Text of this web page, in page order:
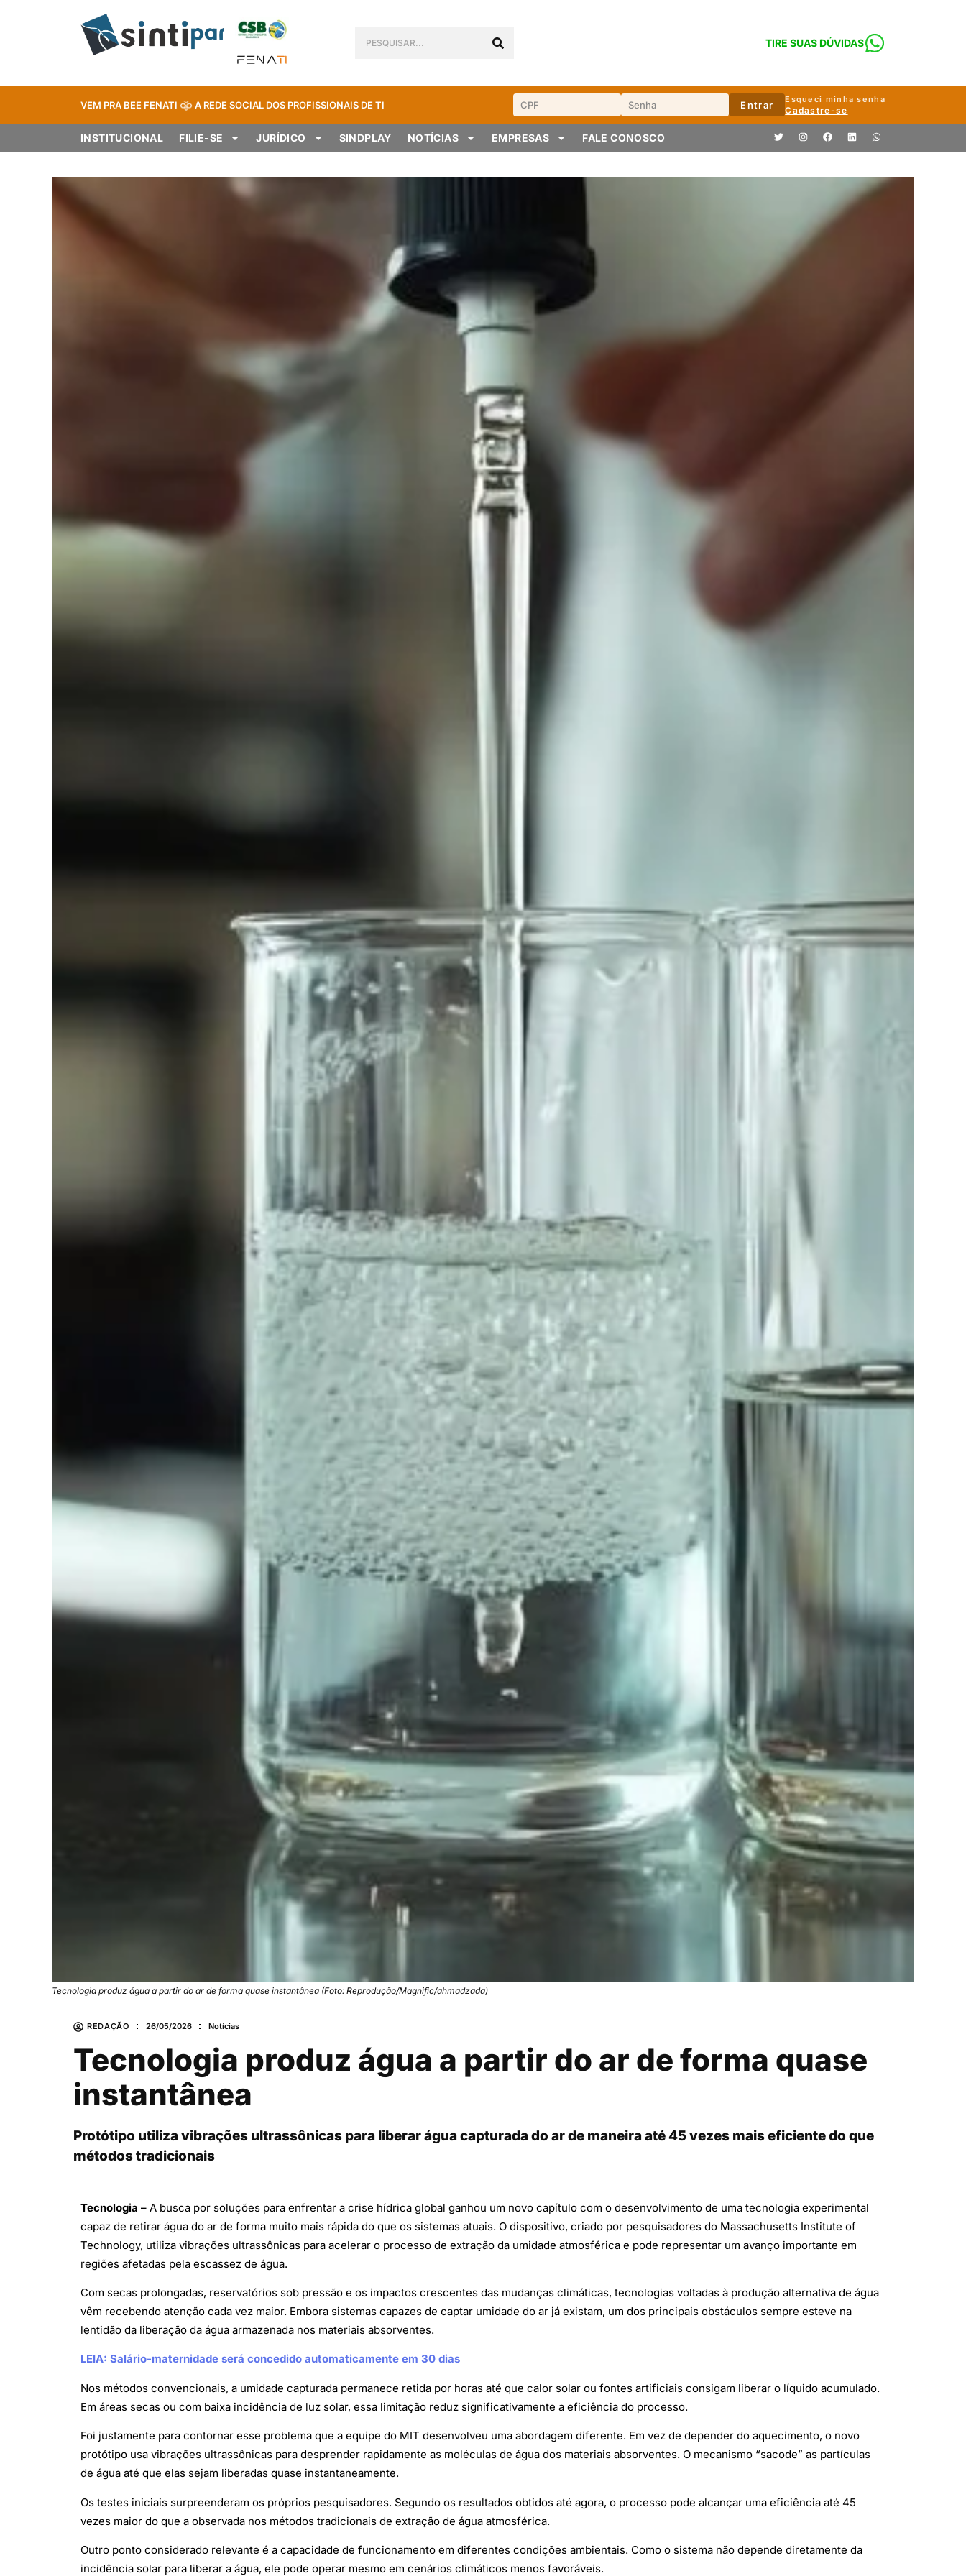
TIRE SUAS DÚVIDAS
VEM PRA BEE FENATI A REDE SOCIAL DOS PROFISSIONAIS DE TI Entrar Esqueci minha senha
Cadastre-se
INSTITUCIONAL FILIE-SE JURÍDICO SINDPLAY NOTÍCIAS EMPRESAS FALE CONOSCO
Tecnologia produz água a partir do ar de forma quase instantânea (Foto: Reprodução/Magnific/ahmadzada)
REDAÇÃO 26/05/2026 Notícias
Tecnologia produz água a partir do ar de forma quase
instantânea
Protótipo utiliza vibrações ultrassônicas para liberar água capturada do ar de maneira até 45 vezes mais eficiente do que
métodos tradicionais
Tecnologia – A busca por soluções para enfrentar a crise hídrica global ganhou um novo capítulo com o desenvolvimento de uma tecnologia experimental
capaz de retirar água do ar de forma muito mais rápida do que os sistemas atuais. O dispositivo, criado por pesquisadores do Massachusetts Institute of
Technology, utiliza vibrações ultrassônicas para acelerar o processo de extração da umidade atmosférica e pode representar um avanço importante em
regiões afetadas pela escassez de água.
Com secas prolongadas, reservatórios sob pressão e os impactos crescentes das mudanças climáticas, tecnologias voltadas à produção alternativa de água
vêm recebendo atenção cada vez maior. Embora sistemas capazes de captar umidade do ar já existam, um dos principais obstáculos sempre esteve na
lentidão da liberação da água armazenada nos materiais absorventes.
LEIA: Salário-maternidade será concedido automaticamente em 30 dias
Nos métodos convencionais, a umidade capturada permanece retida por horas até que calor solar ou fontes artificiais consigam liberar o líquido acumulado.
Em áreas secas ou com baixa incidência de luz solar, essa limitação reduz significativamente a eficiência do processo.
Foi justamente para contornar esse problema que a equipe do MIT desenvolveu uma abordagem diferente. Em vez de depender do aquecimento, o novo
protótipo usa vibrações ultrassônicas para desprender rapidamente as moléculas de água dos materiais absorventes. O mecanismo “sacode” as partículas
de água até que elas sejam liberadas quase instantaneamente.
Os testes iniciais surpreenderam os próprios pesquisadores. Segundo os resultados obtidos até agora, o processo pode alcançar uma eficiência até 45
vezes maior do que a observada nos métodos tradicionais de extração de água atmosférica.
Outro ponto considerado relevante é a capacidade de funcionamento em diferentes condições ambientais. Como o sistema não depende diretamente da
incidência solar para liberar a água, ele pode operar mesmo em cenários climáticos menos favoráveis.